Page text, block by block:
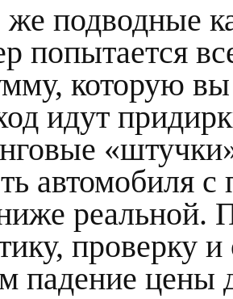
же подводные
попытается
которую
идут
автомобиля
реальной.
проверку
падение цены